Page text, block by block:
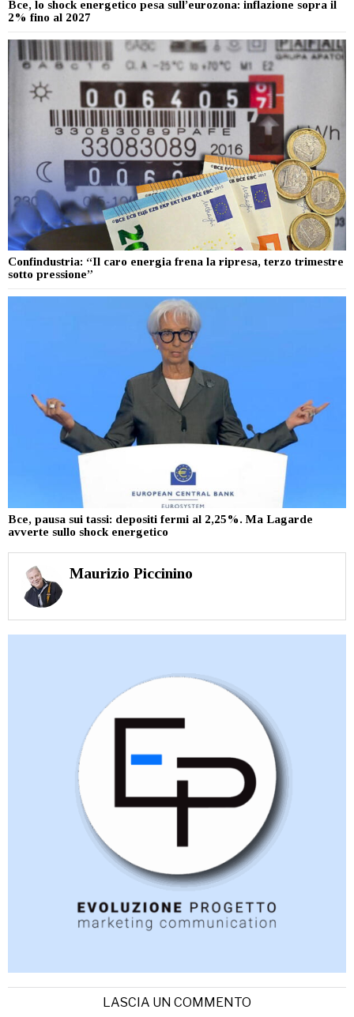
Bce, lo shock energetico pesa sull’eurozona: inflazione sopra il
2% fino al 2027
Confindustria: “Il caro energia frena la ripresa, terzo trimestre
sotto pressione”
Bce, pausa sui tassi: depositi fermi al 2,25%. Ma Lagarde
avverte sullo shock energetico
Maurizio Piccinino
LASCIA UN COMMENTO